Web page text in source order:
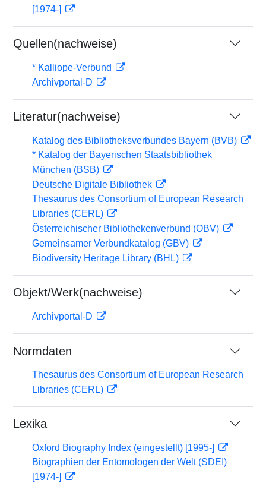
[1974-]
Quellen(nachweise)
* Kalliope-Verbund
Archivportal-D
Literatur(nachweise)
Katalog des Bibliotheksverbundes Bayern (BVB)
* Katalog der Bayerischen Staatsbibliothek
München (BSB)
Deutsche Digitale Bibliothek
Thesaurus des Consortium of European Research
Libraries (CERL)
Österreichischer Bibliothekenverbund (OBV)
Gemeinsamer Verbundkatalog (GBV)
Biodiversity Heritage Library (BHL)
Objekt/Werk(nachweise)
Archivportal-D
Normdaten
Thesaurus des Consortium of European Research
Libraries (CERL)
Lexika
Oxford Biography Index (eingestellt) [1995-]
Biographien der Entomologen der Welt (SDEI)
[1974-]